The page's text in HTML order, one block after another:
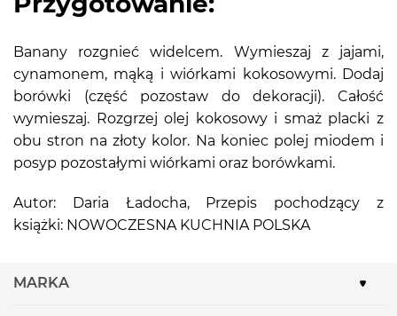
Banany rozgnieć widelcem. Wymieszaj z jajami,
cynamonem, mąką i wiórkami kokosowymi. Dodaj
borówki (część pozostaw do dekoracji). Całość
wymieszaj. Rozgrzej olej kokosowy i smaż placki z
obu stron na złoty kolor. Na koniec polej miodem i
posyp pozostałymi wiórkami oraz borówkami.
Autor: Daria Ładocha, Przepis pochodzący z
książki: NOWOCZESNA KUCHNIA POLSKA
MARKA